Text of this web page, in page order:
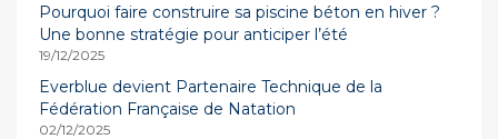
Pourquoi faire construire sa piscine béton en hiver ?
Une bonne stratégie pour anticiper l’été
19/12/2025
Everblue devient Partenaire Technique de la
Fédération Française de Natation
02/12/2025